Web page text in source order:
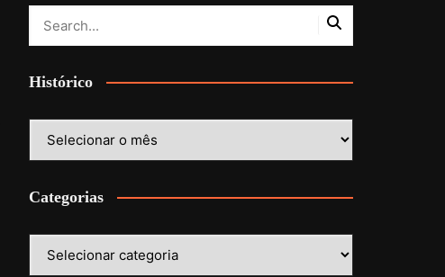
Histórico
Categorias